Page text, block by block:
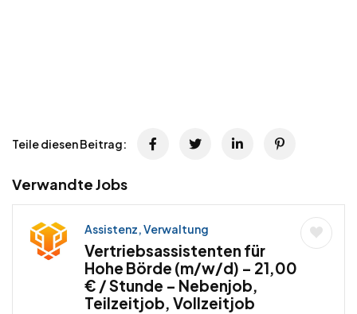
Teile diesen Beitrag:
Verwandte Jobs
Assistenz, Verwaltung
Vertriebsassistenten für
Hohe Börde (m/w/d) – 21,00
€ / Stunde – Nebenjob,
Teilzeitjob, Vollzeitjob